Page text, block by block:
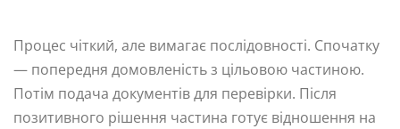
Процес чіткий, але вимагає послідовності. Спочатку
— попередня домовленість з цільовою частиною.
Потім подача документів для перевірки. Після
позитивного рішення частина готує відношення на